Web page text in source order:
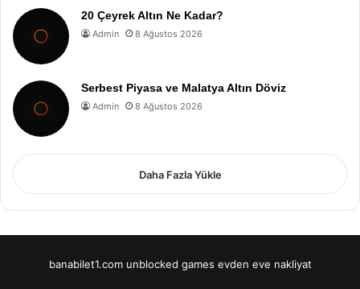
20 Çeyrek Altın Ne Kadar?
Admin 8 Ağustos 2026
Serbest Piyasa ve Malatya Altın Döviz
Admin 8 Ağustos 2026
Daha Fazla Yükle
banabilet1.com unblocked games evden eve nakliyat